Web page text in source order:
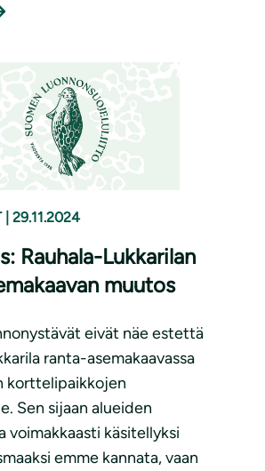
29.11.2024
Rauhala-Lukkarilan
muutos
eivät näe estettä
ranta-asemakaavassa
korttelipaikkojen
Sen sijaan alueiden
voimakkaasti käsitellyksi
emme kannata, vaan